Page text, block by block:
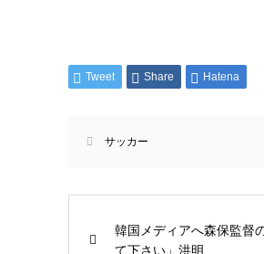
Tweet Share Hatena
サッカー
韓国メディアへ森保監督
て下さい」洪明...